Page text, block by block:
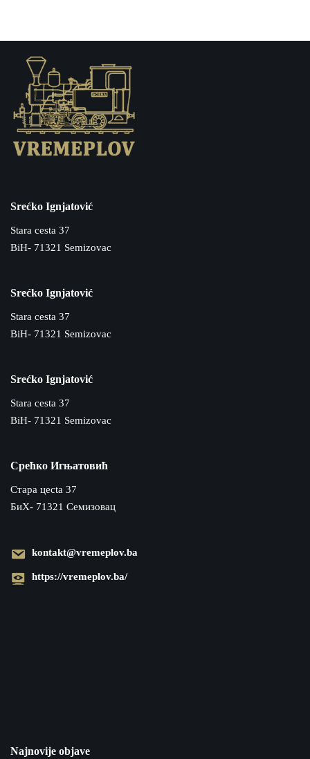
Srećko Ignjatović
Stara cesta 37
BiH- 71321 Semizovac
Srećko Ignjatović
Stara cesta 37
BiH- 71321 Semizovac
Srećko Ignjatović
Stara cesta 37
BiH- 71321 Semizovac
Срећко Игњатовић
Cтара цecta 37
БиХ- 71321 Семизовац
kontakt@vremeplov.ba
https://vremeplov.ba/
Najnovije objave